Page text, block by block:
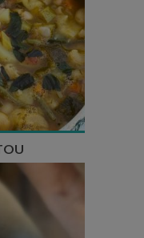
35 min
: 8